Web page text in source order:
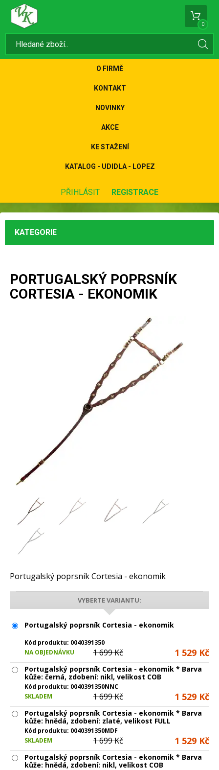
0
O FIRMĚ
KONTAKT
NOVINKY
AKCE
KE STAŽENÍ
KATALOG - UDIDLA - LOPEZ
PŘIHLÁSIT REGISTRACE
KATEGORIE
PORTUGALSKÝ POPRSNÍK
CORTESIA - EKONOMIK
Portugalský poprsník Cortesia - ekonomik
VYBERTE VARIANTU:
Portugalský poprsník Cortesia - ekonomik
Kód produktu: 0040391350
NA OBJEDNÁVKU
1 699 Kč 1 529 Kč
Portugalský poprsník Cortesia - ekonomik * Barva
kůže: černá, zdobení: nikl, velikost COB
Kód produktu: 0040391350NNC
SKLADEM
1 699 Kč 1 529 Kč
Portugalský poprsník Cortesia - ekonomik * Barva
kůže: hnědá, zdobení: zlaté, velikost FULL
Kód produktu: 0040391350MDF
SKLADEM
1 699 Kč 1 529 Kč
Portugalský poprsník Cortesia - ekonomik * Barva
kůže: hnědá, zdobení: nikl, velikost COB